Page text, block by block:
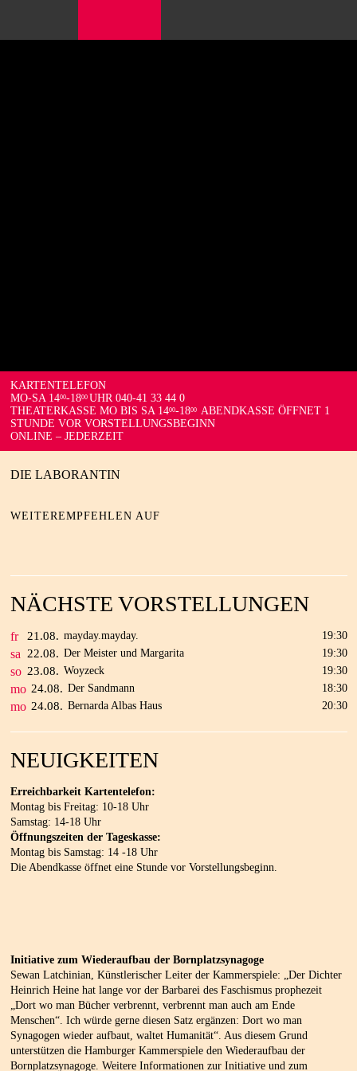
KARTENTELEFON
MO-SA 1400-1800 UHR 040-41 33 44 0
THEATERKASSE MO BIS SA 1400-1800 ABENDKASSE ÖFFNET 1
STUNDE VOR VORSTELLUNGSBEGINN
ONLINE – JEDERZEIT
DIE LABORANTIN
WEITEREMPFEHLEN AUF
NÄCHSTE VORSTELLUNGEN
fr 21.08. mayday.mayday. 19:30
sa 22.08. Der Meister und Margarita 19:30
so 23.08. Woyzeck 19:30
mo 24.08. Der Sandmann 18:30
mo 24.08. Bernarda Albas Haus 20:30
NEUIGKEITEN
Erreichbarkeit Kartentelefon:
Montag bis Freitag: 10-18 Uhr
Samstag: 14-18 Uhr
Öffnungszeiten der Tageskasse:
Montag bis Samstag: 14 -18 Uhr
Die Abendkasse öffnet eine Stunde vor Vorstellungsbeginn.
Initiative zum Wiederaufbau der Bornplatzsynagoge
Sewan Latchinian, Künstlerischer Leiter der Kammerspiele: „Der Dichter
Heinrich Heine hat lange vor der Barbarei des Faschismus prophezeit
„Dort wo man Bücher verbrennt, verbrennt man auch am Ende
Menschen“. Ich würde gerne diesen Satz ergänzen: Dort wo man
Synagogen wieder aufbaut, waltet Humanität“. Aus diesem Grund
unterstützen die Hamburger Kammerspiele den Wiederaufbau der
Bornplatzsynagoge. Weitere Informationen zur Initiative und zum